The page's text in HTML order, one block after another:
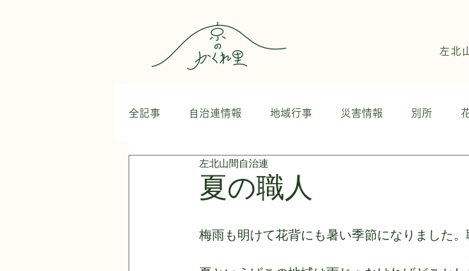
左北
全記事 自治連情報 地域行事 災害情報 別所
かがやき隊 今日のウリ坊たち
夏の職人
左北山間自治連
梅雨も明けて花背にも暑い季節になりました。